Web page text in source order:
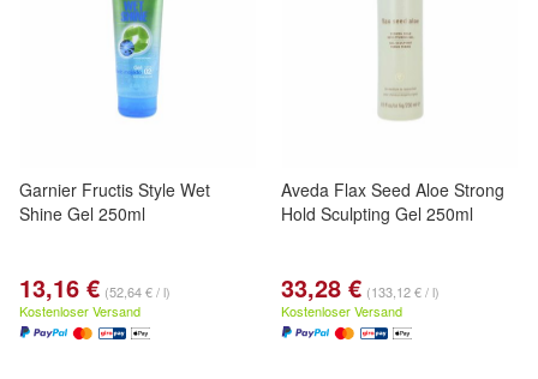
Garnier Fructis Style Wet
Shine Gel 250ml
13,16 € (52,64 € / l)
Kostenloser Versand
Aveda Flax Seed Aloe Strong
Hold Sculpting Gel 250ml
33,28 € (133,12 € / l)
Kostenloser Versand